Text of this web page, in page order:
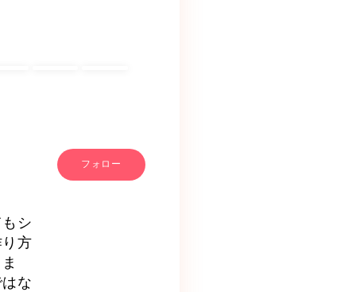
フォロー
シ
方
な